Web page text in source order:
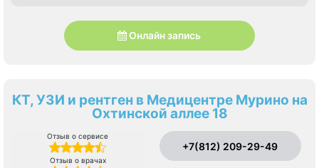
Онлайн запись
КТ, УЗИ и рентген в Медицентре Мурино на
Охтинской аллее 18
Отзыв о сервисе
Отзыв о врачах
+7(812) 209-29-49